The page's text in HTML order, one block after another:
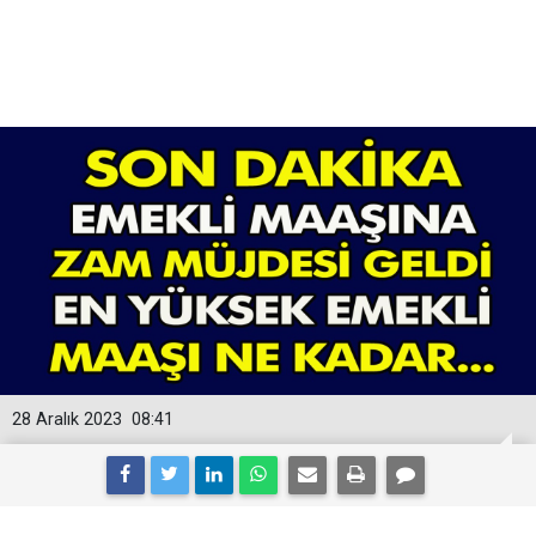
08:41
28 Aralık 2023